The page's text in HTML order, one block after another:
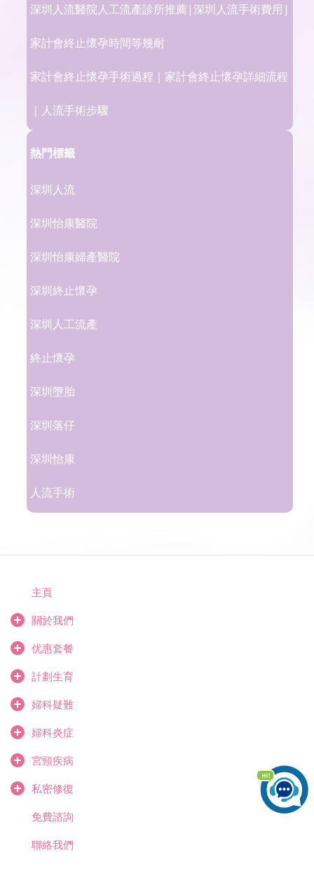
深圳人流醫院人工流產診所推薦|深圳人流手術費用|
家計會終止懷孕時間等幾耐
家計會終止懷孕手術過程｜家計會終止懷孕詳細流程
｜人流手術步驟
熱門標籤
深圳人流
深圳怡康醫院
深圳怡康婦產醫院
深圳終止懷孕
深圳人工流產
終止懷孕
深圳墮胎
深圳落仔
深圳怡康
人流手術
主頁
關於我們
优惠套餐
計劃生育
婦科疑難
婦科炎症
宮頸疾病
私密修復
免費諮詢
聯絡我們